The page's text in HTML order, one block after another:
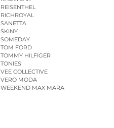
REISENTHEL
RICHROYAL
SANETTA
SKINY
SOMEDAY
TOM FORD
TOMMY HILFIGER
TONIES
VEE COLLECTIVE
VERO MODA
WEEKEND MAX MARA